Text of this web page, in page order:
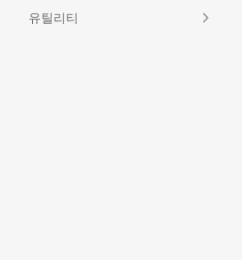
유틸리티